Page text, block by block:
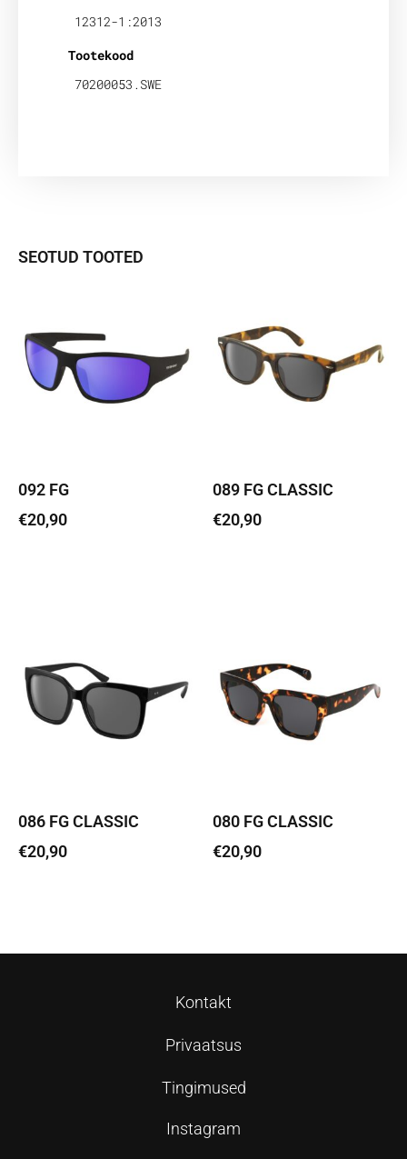
12312-1:2013
Tootekood
70200053.SWE
SEOTUD TOOTED
092 FG
€20,90
089 FG CLASSIC
€20,90
086 FG CLASSIC
€20,90
080 FG CLASSIC
€20,90
Kontakt
Privaatsus
Tingimused
Instagram